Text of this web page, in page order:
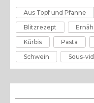
Aus Topf und Pfanne
Blitzrezept
Kürbis
Pasta
Schwein
Sous-